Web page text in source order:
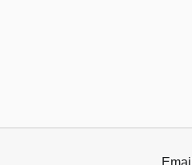
Email